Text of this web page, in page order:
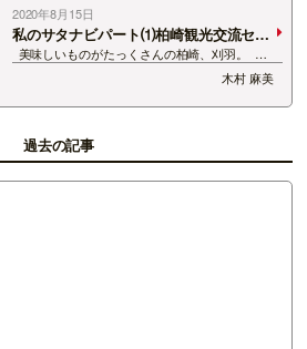
2020年8月15日
私のサタナビパート⑴柏崎観光交流セン
ター 夕海
美味しいものがたっくさんの柏崎、刈羽。
元々、柏崎の花火が大好きで、 １年に1回は行っ
ていたけど この辺り、まさかこんなに美味しいも
ので溢れているとは！ 見くびっておりました…ご
木村 麻美
過去の記事